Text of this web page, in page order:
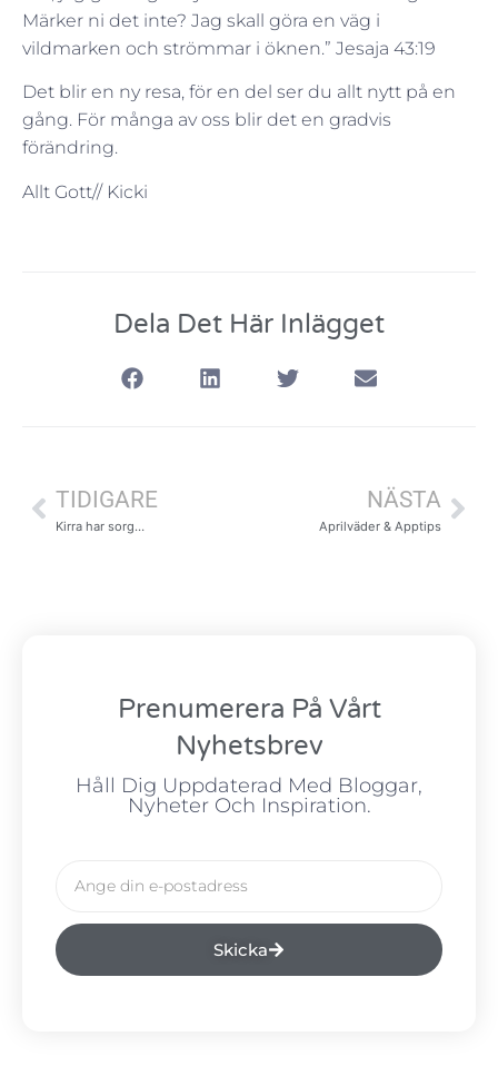
Märker ni det inte? Jag skall göra en väg i
vildmarken och strömmar i öknen.” Jesaja‬ ‭43‬:‭19‬
Det blir en ny resa, för en del ser du allt nytt på en
gång. För många av oss blir det en gradvis
förändring.
Allt Gott// Kicki
Dela Det Här Inlägget
TIDIGARE
Kirra har sorg…
NÄSTA
Aprilväder & Apptips
Prenumerera På Vårt
Nyhetsbrev
Håll Dig Uppdaterad Med Bloggar,
Nyheter Och Inspiration.
Skicka